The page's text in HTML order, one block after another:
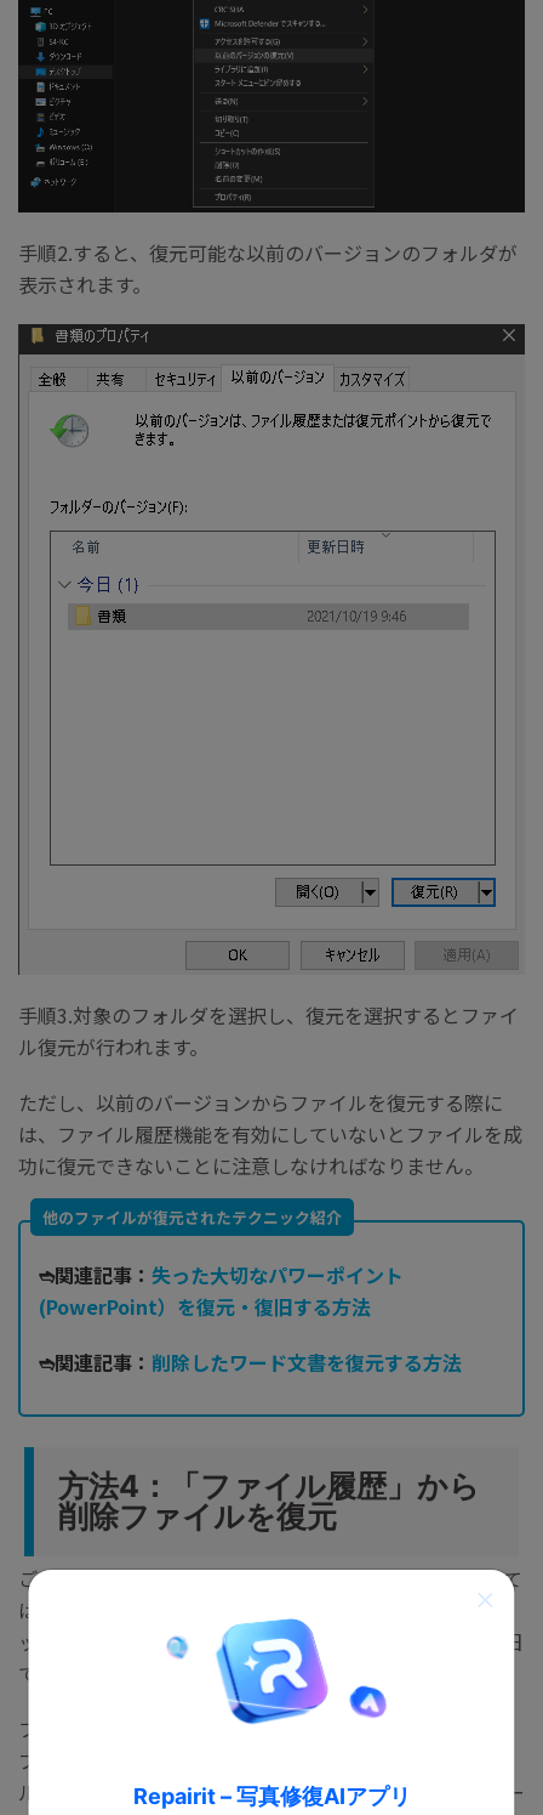
Repairit – 写真修復AIアプリ
手順2.すると、復元可能な以前のバージョンのフォルダが
表示されます。
手順3.対象のフォルダを選択し、復元を選択するとファイ
ル復元が行われます。
ただし、以前のバージョンからファイルを復元する際に
は、ファイル履歴機能を有効にしていないとファイルを成
功に復元できないことに注意しなければなりません。
他のファイルが復元されたテクニック紹介
➬関連記事： 失った大切なパワーポイント
(PowerPoint）を復元・復旧する方法
➬関連記事： 削除したワード文書を復元する方法
方法4：「ファイル履歴」から
削除ファイルを復元
ごみ箱から復元することができない場合でも、あきらめて
はいけません。Windows10にはファイル履歴のバックア
ップ機能（要設定）があるため、ファイルの履歴から復旧
できないか試してみましょう。
ファイルの履歴から復元する場合、「設定>バックアッ
プ」または「コントロールパネル>ファイル履歴でファイ
ルを復元」から実行します。図のようにWindowsのスター